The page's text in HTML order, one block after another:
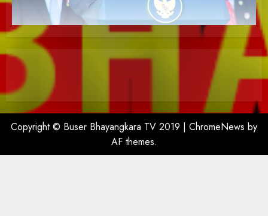
Copyright © Buser Bhayangkara TV 2019 | ChromeNews by
AF themes.